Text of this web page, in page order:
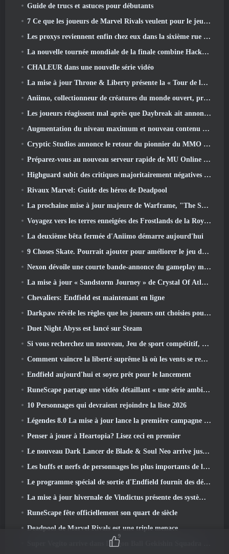
Guide de trucs et astuces pour débutants
7 Ce que les joueurs de Marvel Rivals veulent pour le jeu 2026
Les proxys reviennent enfin chez eux dans la sixième rue dans la version Zenless Zone Zero 2.6 Mise à jour
La nouvelle tournée mondiale de la finale combine Hackout et lasers orbitaux
CHALEUR dans une nouvelle série vidéo
La mise à jour Throne & Liberty présente la « Tour de la cupidité » générée aléatoirement
Aniimo, collectionneur de créatures du monde ouvert, prend les bonnes notes
Les joueurs réagissent mal après que Daybreak ait annoncé son intention de sauter les feuilles de route pour EverQuest et EQ2
Augmentation du niveau maximum et nouveau contenu révélé dans Phantasy Star Online 2: Flux de vagues de titres NGS
Cryptic Studios annonce le retour du pionnier du MMO Jack Emmert en tant que PDG
Préparez-vous au nouveau serveur rapide de MU Online pendant le pré-événement
Highguard subit des critiques majoritairement négatives après son lancement
Rivaux Marvel: Guide des héros de Deadpool
La prochaine mise à jour majeure de Warframe, "The Shadowgrapher" arrivera en mars
Voyagez vers les terres enneigées des Frostlands de la Roya dans la prochaine version de Wuthering Waves 3.1
La deuxième bêta fermée d'Aniimo démarre aujourd'hui
9 Choses Skate. Pourrait ajouter pour améliorer le jeu dans 2026
Nexon dévoile une courte bande-annonce du gameplay mondial de MapleStory Classic
La mise à jour « Sandstorm Journey » de Crystal Of Atlan augmente le niveau maximum à 70
Chevaliers: Endfield est maintenant en ligne
Darkpaw révèle les règles que les joueurs ont choisies pour le prochain serveur Frostreaver d'EverQuest
Duet Night Abyss est lancé sur Steam
Si vous recherchez un nouveau, Jeu de sport compétitif, Le test bêta fermé du football freestyle 2 est en route
Comment vaincre la liberté suprême là où les vents se rencontrent
Endfield aujourd'hui et soyez prêt pour le lancement
RuneScape partage une vidéo détaillant « une série ambitieuse de mises à jour de contenu »
10 Personnages qui devraient rejoindre la liste 2026
Légendes 8.0 La mise à jour lance la première campagne de 2026
Penser à jouer à Heartopia? Lisez ceci en premier
Le nouveau Dark Lancer de Blade & Soul Neo arrive juste à temps pour le premier anniversaire
Les buffs et nerfs de personnages les plus importants de la saison 6
Le programme spécial de sortie d'Endfield fournit des détails sur le système de monétisation du jeu
La mise à jour hivernale de Vindictus présente des systèmes pour faciliter la progression des joueurs
RuneScape fête officiellement son quart de siècle
Deadpool de Marvel Rivals est une triple menace
Super Vegito arrive dans Dragon Ball Gekishin Squadra avec l'arrivée de la saison 3
9